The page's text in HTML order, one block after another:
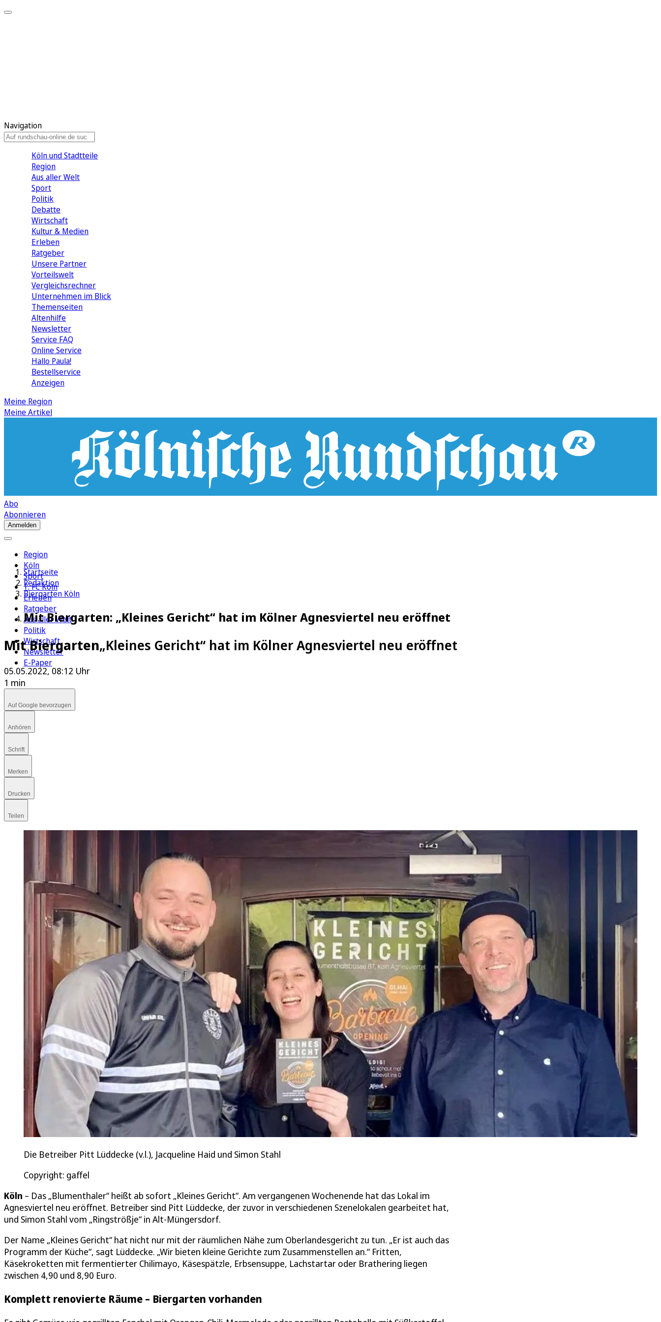
Navigation
Köln und Stadtteile
Region
Aus aller Welt
Sport
Politik
Debatte
Wirtschaft
Kultur & Medien
Erleben
Ratgeber
Unsere Partner
Vorteilswelt
Vergleichsrechner
Unternehmen im Blick
Themenseiten
Altenhilfe
Newsletter
Service FAQ
Online Service
Hallo Paula!
Bestellservice
Anzeigen
Meine Region
Meine Artikel
Abo
Abonnieren
Anmelden
Region
Köln
Sport
1. FC Köln
Erleben
Ratgeber
Aus aller Welt
Politik
Wirtschaft
Newsletter
E-Paper
Startseite
Redaktion
Biergarten Köln
Mit Biergarten: „Kleines Gericht“ hat im Kölner Agnesviertel neu eröffnet
Mit Biergarten„Kleines Gericht“ hat im Kölner Agnesviertel neu eröffnet
05.05.2022, 08:12 Uhr
1 min
Auf Google bevorzugen
Anhören
Schrift
Merken
Drucken
Teilen
Die Betreiber Pitt Lüddecke (v.l.), Jacqueline Haid und Simon Stahl
Copyright: gaffel
Köln – Das „Blumenthaler“ heißt ab sofort „Kleines Gericht“. Am vergangenen Wochenende hat das Lokal im
Agnesviertel neu eröffnet. Betreiber sind Pitt Lüddecke, der zuvor in verschiedenen Szenelokalen gearbeitet hat,
und Simon Stahl vom „Ringströßje“ in Alt-Müngersdorf.
Der Name „Kleines Gericht“ hat nicht nur mit der räumlichen Nähe zum Oberlandesgericht zu tun. „Er ist auch das
Programm der Küche“, sagt Lüddecke. „Wir bieten kleine Gerichte zum Zusammenstellen an.“ Fritten,
Käsekroketten mit fermentierter Chilimayo, Käsespätzle, Erbsensuppe, Lachstartar oder Brathering liegen
zwischen 4,90 und 8,90 Euro.
Komplett renovierte Räume – Biergarten vorhanden